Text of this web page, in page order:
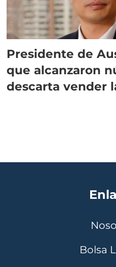
Presidente de
que alcanzaron
descarta vender
Bolsa